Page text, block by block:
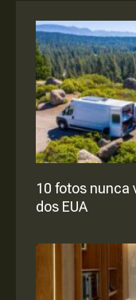
10 fotos nunca
dos EUA